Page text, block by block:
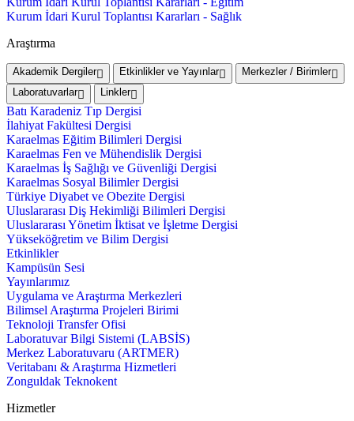
Kurum İdari Kurul Toplantısı Kararları - Sağlık
Araştırma
Akademik Dergiler Etkinlikler ve Yayınlar
Merkezler / Birimler
Laboratuvarlar
Linkler
Batı Karadeniz Tıp Dergisi
İlahiyat Fakültesi Dergisi
Karaelmas Eğitim Bilimleri Dergisi
Karaelmas Fen ve Mühendislik Dergisi
Karaelmas İş Sağlığı ve Güvenliği Dergisi
Karaelmas Sosyal Bilimler Dergisi
Türkiye Diyabet ve Obezite Dergisi
Uluslararası Diş Hekimliği Bilimleri Dergisi
Uluslararası Yönetim İktisat ve İşletme Dergisi
Yükseköğretim ve Bilim Dergisi
Etkinlikler
Kampüsün Sesi
Yayınlarımız
Uygulama ve Araştırma Merkezleri
Bilimsel Araştırma Projeleri Birimi
Teknoloji Transfer Ofisi
Laboratuvar Bilgi Sistemi (LABSİS)
Merkez Laboratuvaru (ARTMER)
Veritabanı & Araştırma Hizmetleri
Zonguldak Teknokent
Hizmetler